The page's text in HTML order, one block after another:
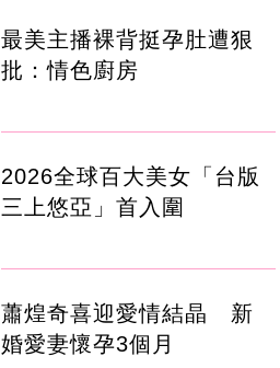
最美主播裸背挺孕肚遭狠
批：情色廚房
2026全球百大美女「台版
三上悠亞」首入圍
蕭煌奇喜迎愛情結晶 新
婚愛妻懷孕3個月